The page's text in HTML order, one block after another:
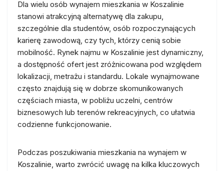
Dla wielu osób wynajem mieszkania w Koszalinie
stanowi atrakcyjną alternatywę dla zakupu,
szczególnie dla studentów, osób rozpoczynających
karierę zawodową, czy tych, którzy cenią sobie
mobilność. Rynek najmu w Koszalinie jest dynamiczny,
a dostępność ofert jest zróżnicowana pod względem
lokalizacji, metrażu i standardu. Lokale wynajmowane
często znajdują się w dobrze skomunikowanych
częściach miasta, w pobliżu uczelni, centrów
biznesowych lub terenów rekreacyjnych, co ułatwia
codzienne funkcjonowanie.
Podczas poszukiwania mieszkania na wynajem w
Koszalinie, warto zwrócić uwagę na kilka kluczowych